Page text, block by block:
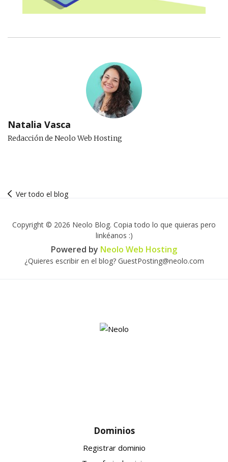
Natalia Vasca
Redacción de Neolo Web Hosting
Ver todo el blog
Copyright © 2026 Neolo Blog. Copia todo lo que quieras pero
linkéanos :)
Powered by Neolo Web Hosting
¿Quieres escribir en el blog? GuestPosting@neolo.com
Dominios
Registrar dominio